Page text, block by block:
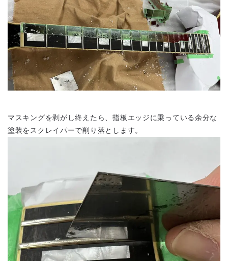
マスキングを剥がし終えたら、指板エッジに乗っている余分な
塗装をスクレイパーで削り落とします。